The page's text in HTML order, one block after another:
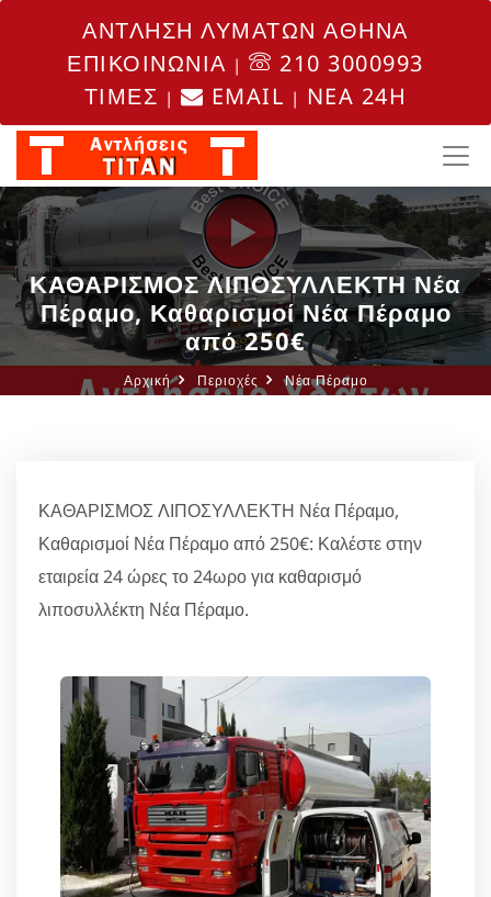
ΑΝΤΛΗΣΗ ΛΥΜΑΤΩΝ ΑΘΗΝΑ
ΕΠΙΚΟΙΝΩΝΙΑ |
210 3000993
ΤΙΜΕΣ | EMAIL | NEA 24H
ΚΑΘΑΡΙΣΜΟΣ ΛΙΠΟΣΥΛΛΕΚΤΗ Νέα
Πέραμο, Καθαρισμοί Νέα Πέραμο
από 250€
Αρχική Περιοχές Νέα Πέραμο
ΚΑΘΑΡΙΣΜΟΣ ΛΙΠΟΣΥΛΛΕΚΤΗ Νέα Πέραμο,
Καθαρισμοί Νέα Πέραμο από 250€: Καλέστε στην
εταιρεία 24 ώρες το 24ωρο για καθαρισμό
λιποσυλλέκτη Νέα Πέραμο.